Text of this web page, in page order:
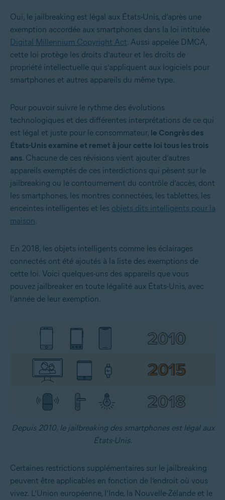
Oui, le jailbreaking est légal aux États-Unis, d’après une
exemption accordée aux smartphones dans la loi intitulée
Digital Millennium Copyright Act. Aussi appelée DMCA,
cette loi protège les droits d’auteur et les droits de
propriété intellectuelle qui s’appliquent aux logiciels pour
smartphones et autres appareils du même type.
Pour pouvoir suivre le rythme des évolutions
technologiques et des différentes interprétations de ce qui
est légal et juste pour le consommateur, le Congrès des
États-Unis examine et remet à jour cette loi tous les trois
ans. Chacune de ces révisions vient ajouter d’autres
appareils exemptés de ces interdictions qui pèsent sur le
jailbreaking ou le contournement du contrôle d’accès, dont
les smartphones, les montres connectées, les tablettes, les
enceintes intelligentes et les objets dits intelligents pour la
maison .
En 2018, les objets intelligents comme les éclairages
connectés ont été ajoutés à la liste des exemptions de
cette loi. Voici quelques-uns des appareils que vous
pouvez jailbreaker en toute légalité aux États-Unis, avec
l’année de leur exemption.
Depuis 2010, le jailbreaking des smartphones est légal aux
États-Unis.
Certaines restrictions supplémentaires sur le jailbreaking
peuvent être applicables en fonction de l’endroit où vous
vivez. L’Union européenne, l’Inde, la Nouvelle-Zélande et le